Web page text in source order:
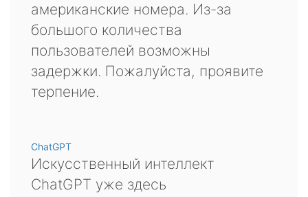
американские номера. Из-за
большого количества
пользователей возможны
задержки. Пожалуйста, проявите
терпение.
ChatGPT
Искусственный интеллект
ChatGPT уже здесь